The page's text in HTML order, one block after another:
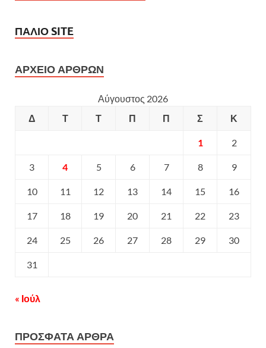
ΠΑΛΙΟ SITE
ΑΡΧΕΙΟ ΑΡΘΡΩΝ
Αύγουστος 2026
Δ
Τ Τ Π Π Σ Κ
1 2
3 4 5 6 7 8 9
10 11 12 13 14 15 16
17 18 19 20 21 22 23
24 25 26 27 28 29 30
31
« Ιούλ
ΠΡΟΣΦΑΤΑ ΑΡΘΡΑ